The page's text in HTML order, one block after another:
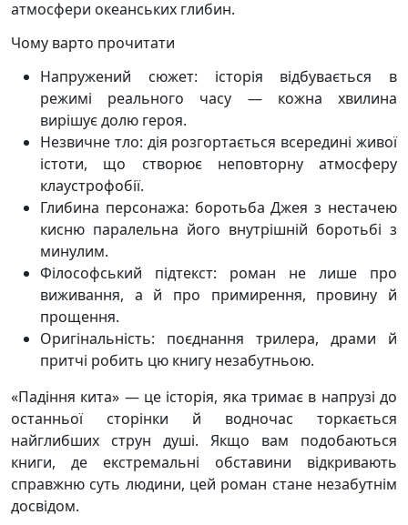
атмосфери океанських глибин.
Чому варто прочитати
Напружений сюжет: історія відбувається в
режимі реального часу — кожна хвилина
вирішує долю героя.
Незвичне тло: дія розгортається всередині живої
істоти, що створює неповторну атмосферу
клаустрофобії.
Глибина персонажа: боротьба Джея з нестачею
кисню паралельна його внутрішній боротьбі з
минулим.
Філософський підтекст: роман не лише про
виживання, а й про примирення, провину й
прощення.
Оригінальність: поєднання трилера, драми й
притчі робить цю книгу незабутньою.
«Падіння кита» — це історія, яка тримає в напрузі до
останньої сторінки й водночас торкається
найглибших струн душі. Якщо вам подобаються
книги, де екстремальні обставини відкривають
справжню суть людини, цей роман стане незабутнім
досвідом.